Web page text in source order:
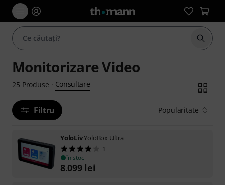
Monitorizare Video
25 Produse · Consultare
Filtru Popularitate
YoloLivYoloBox Ultra
1
în stoc
8.099 lei